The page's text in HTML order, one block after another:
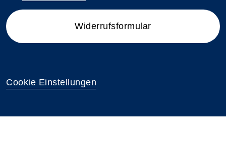
Widerrufsformular
Cookie Einstellungen